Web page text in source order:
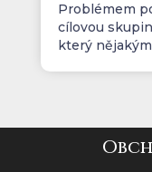
Problémem
cílovou
který